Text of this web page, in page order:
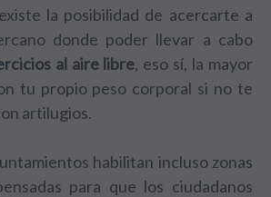
la posibilidad de acercarte a
donde poder llevar a cabo
al aire libre, eso sí, la mayor
tu propio peso corporal si no te
artilugios.
habilitan incluso zonas
para que los ciudadanos